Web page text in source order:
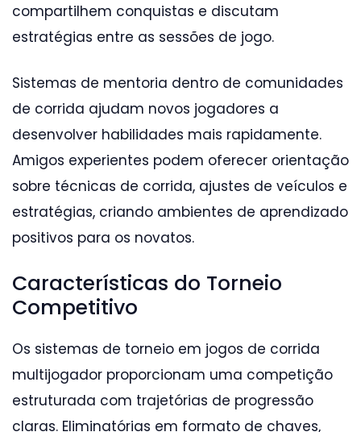
compartilhem conquistas e discutam
estratégias entre as sessões de jogo.
Sistemas de mentoria dentro de comunidades
de corrida ajudam novos jogadores a
desenvolver habilidades mais rapidamente.
Amigos experientes podem oferecer orientação
sobre técnicas de corrida, ajustes de veículos e
estratégias, criando ambientes de aprendizado
positivos para os novatos.
Características do Torneio
Competitivo
Os sistemas de torneio em jogos de corrida
multijogador proporcionam uma competição
estruturada com trajetórias de progressão
claras. Eliminatórias em formato de chaves,